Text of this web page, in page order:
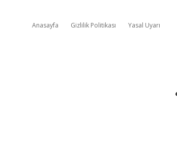
Anasayfa Gizlilik Politikası Yasal Uyarı